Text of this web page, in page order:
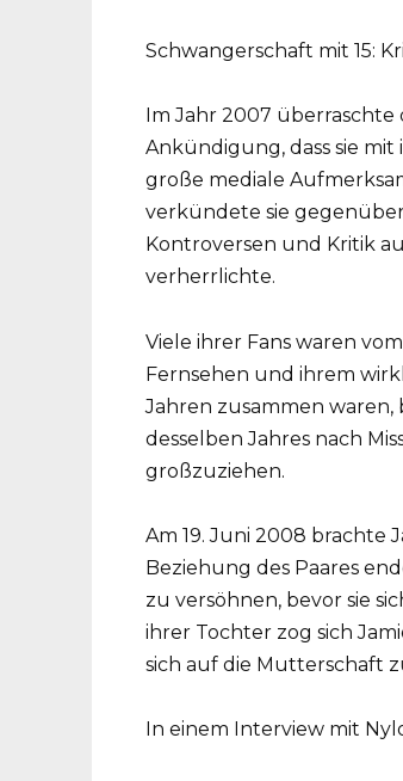
Schwangerschaft mit 15:
Im Jahr 2007 überraschte
Ankündigung, dass sie
große mediale
verkündete sie
Kontroversen und Kritik
verherrlichte.
Viele ihrer Fans waren
Fernsehen und ihrem
Jahren zusammen
desselben Jahres nach
großzuziehen.
Am 19. Juni 2008 brachte
Beziehung des Paares
zu versöhnen, bevor sie
ihrer Tochter zog sich
sich auf die Mutterschaft
In einem Interview mit